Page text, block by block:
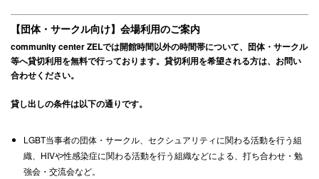
【団体・サークル向け】会場利用のご案内
community center ZELでは開館時間以外の時間帯について、団体・サークル
等へ貸切利用を無料で行っております。 貸切利用を希望される方は、お問い
合わせください。
貸し出しの条件は以下の通りです。
LGBT当事者の団体・サークル、セクシュアリティに関わる活動を行う組
織、HIVや性感染症に関わる活動を行う組織などによる、打ち合わせ・勉
強会・交流会など。